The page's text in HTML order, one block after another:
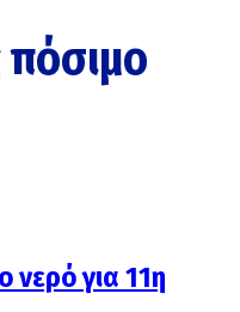
πόσιμο
νερό για 11η